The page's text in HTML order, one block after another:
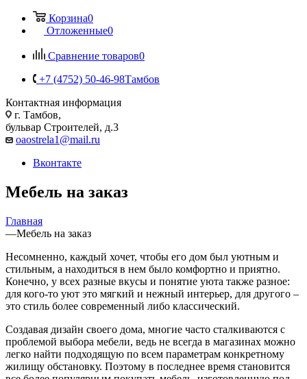
Корзина0
Отложенные0
Сравнение товаров0
+7 (4752) 50-46-98Тамбов
Контактная информация
г. Тамбов,
бульвар Строителей, д.3
oaostrela1@mail.ru
Вконтакте
Мебель на заказ
Главная
—Мебель на заказ
Несомненно, каждый хочет, чтобы его дом был уютным и
стильным, а находиться в нем было комфортно и приятно.
Конечно, у всех разные вкусы и понятие уюта также разное:
для кого-то уют это мягкий и нежный интерьер, для другого –
это стиль более современный либо классический.
Создавая дизайн своего дома, многие часто сталкиваются с
проблемой выбора мебели, ведь не всегда в магазинах можно
легко найти подходящую по всем параметрам конкретному
жилищу обстановку. Поэтому в последнее время становится